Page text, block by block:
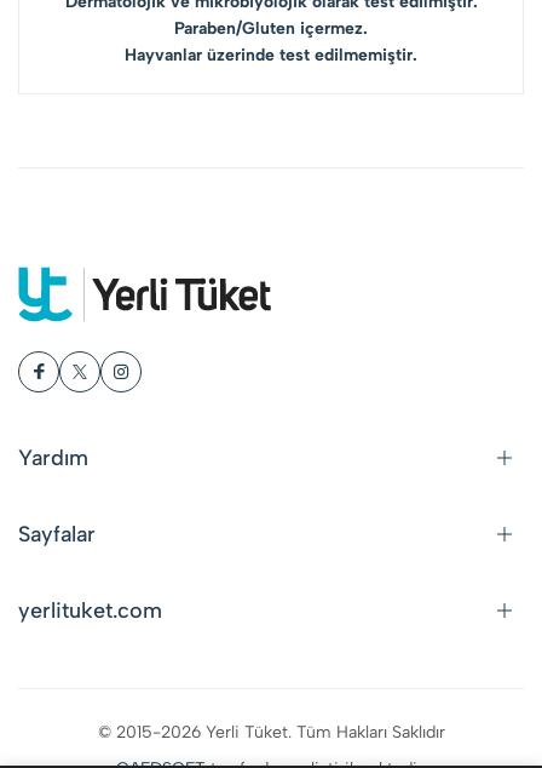
Paraben/Gluten içermez.
Hayvanlar üzerinde test edilmemiştir.
Yardım
Sayfalar
yerlituket.com
© 2015-2026 Yerli Tüket. Tüm Hakları Saklıdır